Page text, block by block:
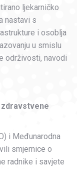
ljekarničko
nastavi s
i osoblja
u smislu
održivosti, navodi
i Međunarodna
smjernice o
radnike i savjete